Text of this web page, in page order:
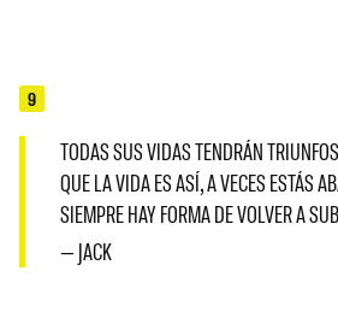
9
TODAS SUS VIDAS TENDRÁN
QUE LA VIDA ES ASÍ, A VECES ESTÁS
SIEMPRE HAY FORMA DE VOLVER A
— JACK